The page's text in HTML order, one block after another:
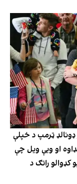
ټرمپ د خپلې
او ویې ویل چې
کډوالو راتګ د